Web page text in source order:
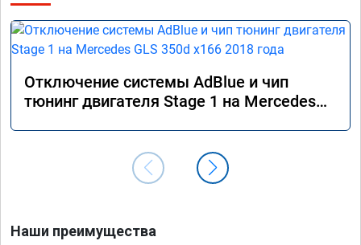
Отключение системы AdBlue и чип
тюнинг двигателя Stage 1 на Mercedes
Наши преимущества